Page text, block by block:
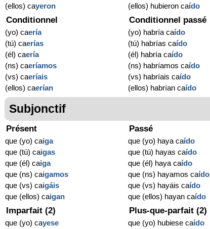
(ellos) cayeron
(ellos) hubieron caído
Conditionnel
(yo) caería
(tú) caerías
(él) caería
(ns) caeríamos
(vs) caeríais
(ellos) caerían
Conditionnel passé
(yo) habría caído
(tú) habrías caído
(él) habría caído
(ns) habríamos caído
(vs) habríais caído
(ellos) habrían caído
Subjonctif
Présent
que (yo) caiga
que (tú) caigas
que (él) caiga
que (ns) caigamos
que (vs) caigáis
que (ellos) caigan
Passé
que (yo) haya caído
que (tú) hayas caído
que (él) haya caído
que (ns) hayamos caído
que (vs) hayáis caído
que (ellos) hayan caído
Imparfait (2)
que (yo) cayese
Plus-que-parfait (2)
que (yo) hubiese caído